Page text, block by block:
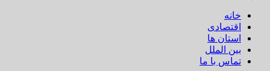
خانه
اقتصادی
استان ها
بین الملل
تماس با ما